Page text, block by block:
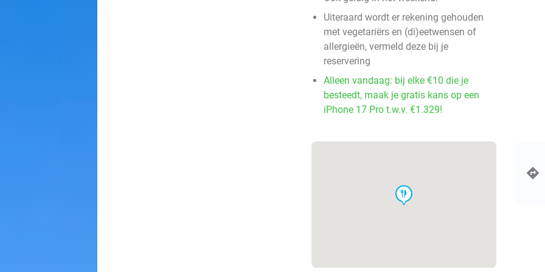
Uiteraard wordt er rekening gehouden
met vegetariërs en (di)eetwensen of
allergieën, vermeld deze bij je
reservering
Alleen vandaag: bij elke €10 die je
besteedt, maak je gratis kans op een
iPhone 17 Pro t.w.v. €1.329!
food